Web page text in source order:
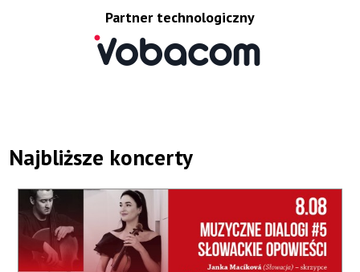
Partner technologiczny
Najbliższe koncerty